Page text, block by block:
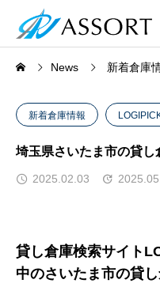
News 新着倉庫
新着倉庫情報
埼玉県さいたま市の貸し
2025.02.03
貸し倉庫検索サイト
中のさいたま市の貸